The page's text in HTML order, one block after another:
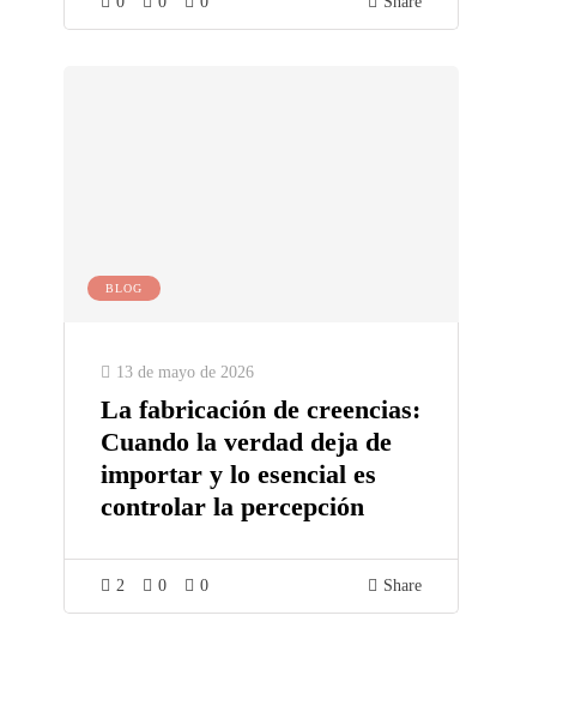
BLOG
13 de mayo de 2026
La fabricación de creencias:
Cuando la verdad deja de
importar y lo esencial es
controlar la percepción
2 0 0 Share